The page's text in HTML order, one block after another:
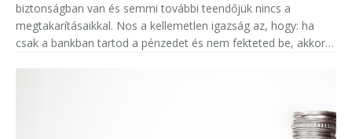
biztonságban van és semmi további teendőjük nincs a
megtakarításaikkal. Nos a kellemetlen igazság az, hogy: ha
csak a bankban tartod a pénzedet és nem fekteted be, akkor